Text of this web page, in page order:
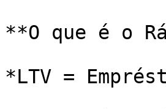
**O que é o
*LTV =